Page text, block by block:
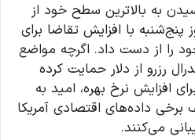
به بالاترین سطح خود از
پنج‌شنبه با افزایش تقاضا برای
را از دست داد. اگرچه مواضع
رزرو از دلار حمایت کرده
افزایش نرخ بهره، امید به
برخی داده‌های اقتصادی آمریکا
می‌کنند.